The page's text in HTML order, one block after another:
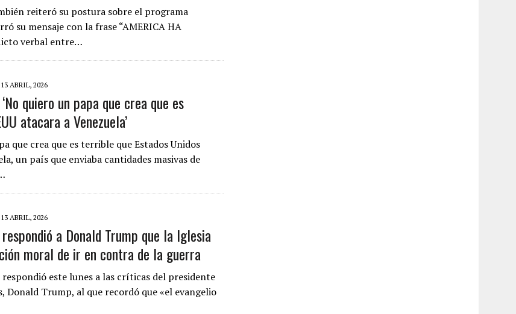
reiteró su postura sobre el programa
su mensaje con la frase “AMERICA HA
verbal entre…
13 ABRIL, 2026
quiero un papa que crea que es
atacara a Venezuela’
que crea que es terrible que Estados Unidos
un país que enviaba cantidades masivas de
13 ABRIL, 2026
a Donald Trump que la Iglesia
moral de ir en contra de la guerra
este lunes a las críticas del presidente
Donald Trump, al que recordó que «el evangelio